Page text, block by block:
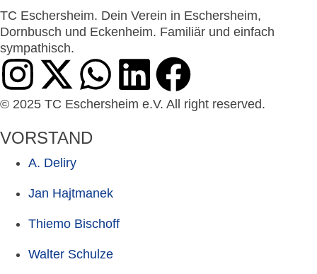
TC Eschersheim. Dein Verein in Eschersheim,
Dornbusch und Eckenheim. Familiär und einfach
sympathisch.
© 2025 TC Eschersheim e.V. All right reserved.
VORSTAND
A. Deliry
Jan Hajtmanek
Thiemo Bischoff
Walter Schulze